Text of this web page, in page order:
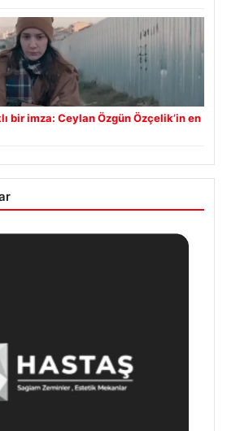
bir imza: Ceylan Özgün Özçelik’in en